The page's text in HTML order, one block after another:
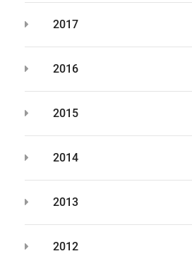
2017
2016
2015
2014
2013
2012